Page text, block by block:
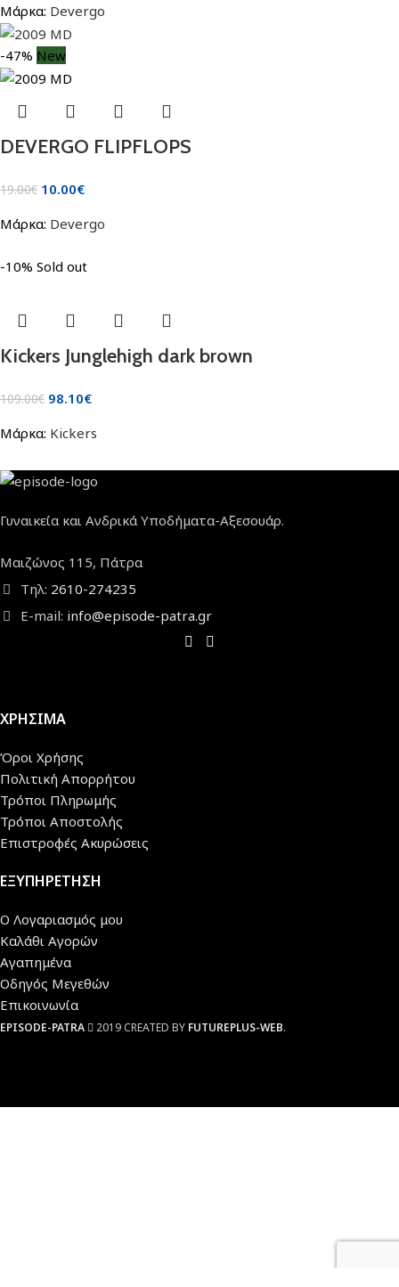
Μάρκα: Devergo
-47% New
DEVERGO FLIPFLOPS
19.00€ 10.00€
Μάρκα: Devergo
-10% Sold out
Kickers Junglehigh dark brown
109.00€ 98.10€
Μάρκα: Kickers
Γυναικεία και Ανδρικά Υποδήματα-Αξεσουάρ.
Μαιζώνος 115, Πάτρα
Τηλ: 2610-274235
E-mail: info@episode-patra.gr
ΧΡΗΣΙΜΑ
Όροι Χρήσης
Πολιτική Απορρήτου
Τρόποι Πληρωμής
Τρόποι Αποστολής
Επιστροφές Ακυρώσεις
ΕΞΥΠΗΡΕΤΗΣΗ
Ο Λογαριασμός μου
Καλάθι Αγορών
Αγαπημένα
Οδηγός Μεγεθών
Επικοινωνία
EPISODE-PATRA 2019 CREATED BY FUTUREPLUS-WEB.